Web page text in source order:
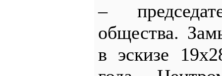
–
общества.
в эскизе